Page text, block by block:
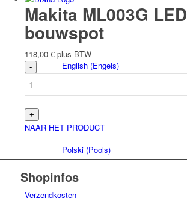
English(Engels)
Polski(Pools)
Makita ML003G LED
bouwspot
118,00 € plus BTW
NAAR HET PRODUCT
Shopinfos
Verzendkosten